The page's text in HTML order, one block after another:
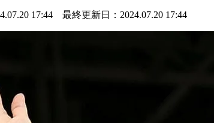
17:44 最終更新日：2024.07.20 17:44